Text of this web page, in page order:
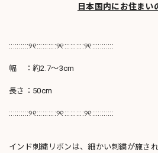
日本国内にお住まい
::::::::::୨୧::::::::::୨୧::::::::::୨୧:::::::::::
幅 ：約2.7～3cm
長さ：50cm
::::::::::୨୧::::::::::୨୧::::::::::୨୧:::::::::::
インド刺繍リボンは、細かい刺繍が施さ